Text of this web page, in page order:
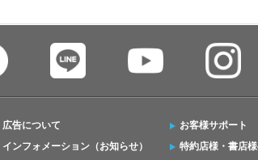
広告について
インフォメーション（お知らせ）
お客様サポート
特約店様・書店